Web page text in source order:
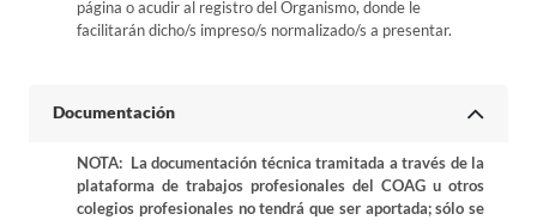
página o acudir al registro del Organismo, donde le
facilitarán dicho/s impreso/s normalizado/s a presentar.
Documentación
NOTA: La documentación técnica tramitada a través de la
plataforma de trabajos profesionales del COAG u otros
colegios profesionales no tendrá que ser aportada; sólo se